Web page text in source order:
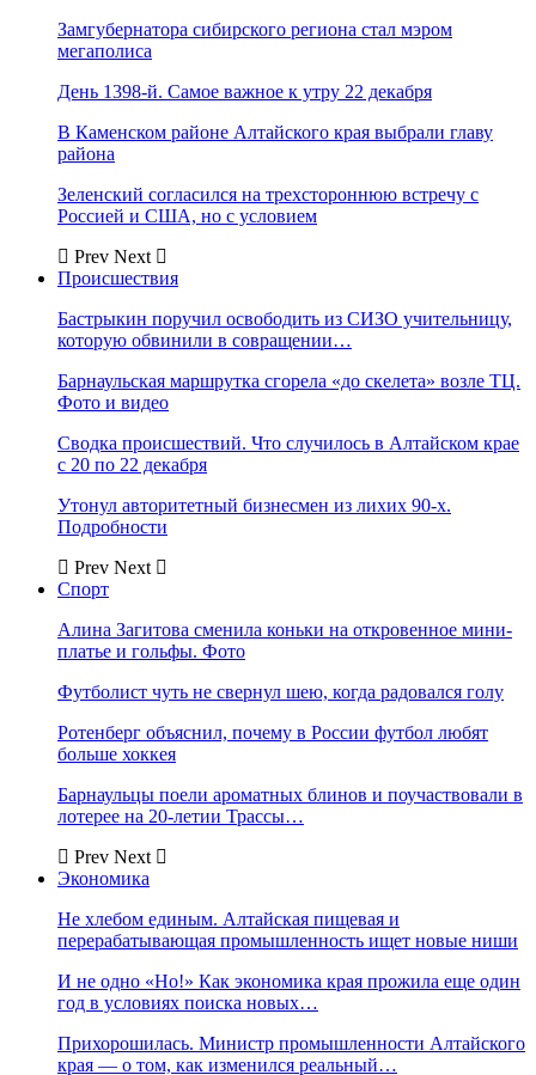
Замгубернатора сибирского региона стал мэром
мегаполиса
День 1398-й. Самое важное к утру 22 декабря
В Каменском районе Алтайского края выбрали главу
района
Зеленский согласился на трехстороннюю встречу с
Россией и США, но с условием
Prev Next
Происшествия
Бастрыкин поручил освободить из СИЗО учительницу,
которую обвинили в совращении…
Барнаульская маршрутка сгорела «до скелета» возле ТЦ.
Фото и видео
Сводка происшествий. Что случилось в Алтайском крае
с 20 по 22 декабря
Утонул авторитетный бизнесмен из лихих 90-х.
Подробности
Prev Next
Спорт
Алина Загитова сменила коньки на откровенное мини-
платье и гольфы. Фото
Футболист чуть не свернул шею, когда радовался голу
Ротенберг объяснил, почему в России футбол любят
больше хоккея
Барнаульцы поели ароматных блинов и поучаствовали в
лотерее на 20-летии Трассы…
Prev Next
Экономика
Не хлебом единым. Алтайская пищевая и
перерабатывающая промышленность ищет новые ниши
И не одно «Но!» Как экономика края прожила еще один
год в условиях поиска новых…
Прихорошилась. Министр промышленности Алтайского
края — о том, как изменился реальный…